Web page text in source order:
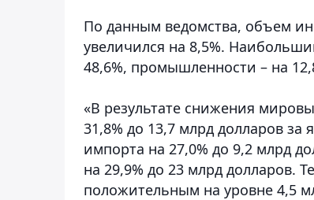
По данным ведомства, объем
увеличился на 8,5%.
48,6%, промышленности – на
«В результате снижения
31,8% до 13,7 млрд долларов
импорта на 27,0% до 9,2 млрд
на 29,9% до 23 млрд долларов.
положительным на уровне 4,5